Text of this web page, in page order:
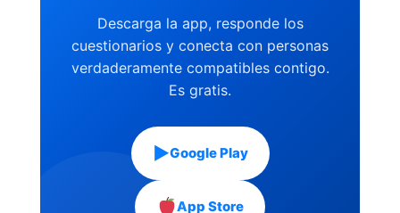
Descarga la app, responde los
cuestionarios y conecta con personas
verdaderamente compatibles contigo.
Es gratis.
▶Google Play
App Store